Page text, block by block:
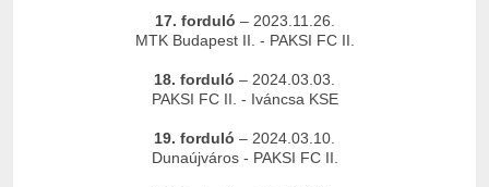
17. forduló – 2023.11.26.
MTK Budapest II. - PAKSI FC II.
18. forduló – 2024.03.03.
PAKSI FC II. - Iváncsa KSE
19. forduló – 2024.03.10.
Dunaújváros - PAKSI FC II.